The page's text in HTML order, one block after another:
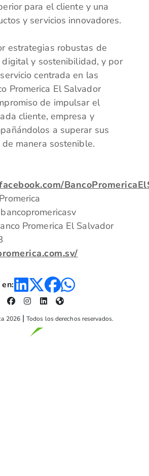
para el cliente y una
y servicios innovadores.
estrategias robustas de
digital y sostenibilidad, y por
centrada en las
Promerica El Salvador
de impulsar el
cliente, empresa y
a superar sus
manera sostenible.
Promerica El Salvador
2026 Todos los derechos reservados.